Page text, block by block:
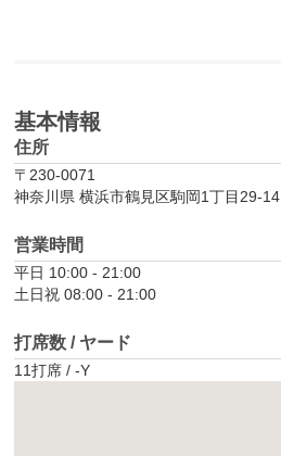
基本情報
住所
〒230-0071
神奈川県 横浜市鶴見区駒岡1丁目29-14
営業時間
平日 10:00 - 21:00
土日祝 08:00 - 21:00
打席数 / ヤード
11打席 / -Y